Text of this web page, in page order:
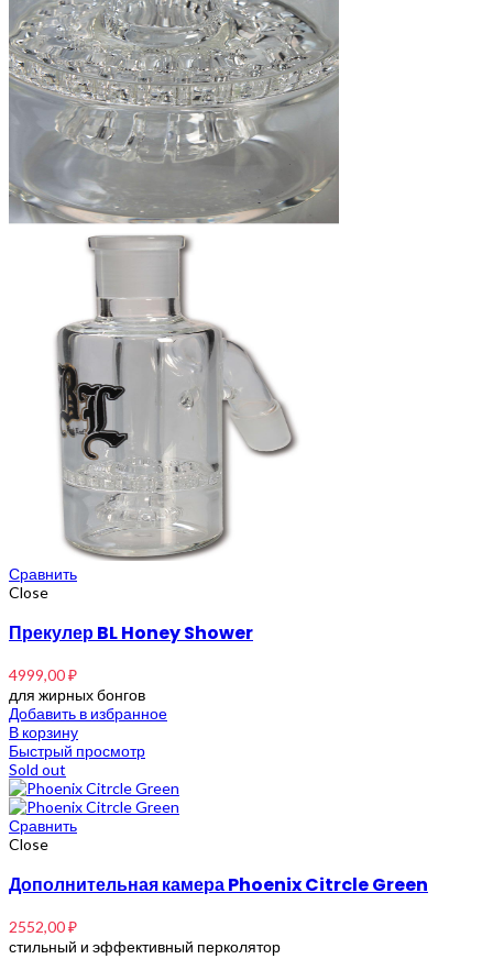
Сравнить
Close
Прекулер BL Honey Shower
4999,00₽
для жирных бонгов
Добавить в избранное
В корзину
Быстрый просмотр
Sold out
Сравнить
Close
Дополнительная камера Phoenix Citrcle Green
2552,00₽
стильный и эффективный перколятор